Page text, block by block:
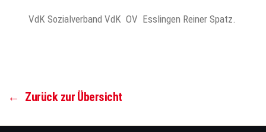
VdK Sozialverband VdK OV Esslingen Reiner Spatz.
← Zurück zur Übersicht